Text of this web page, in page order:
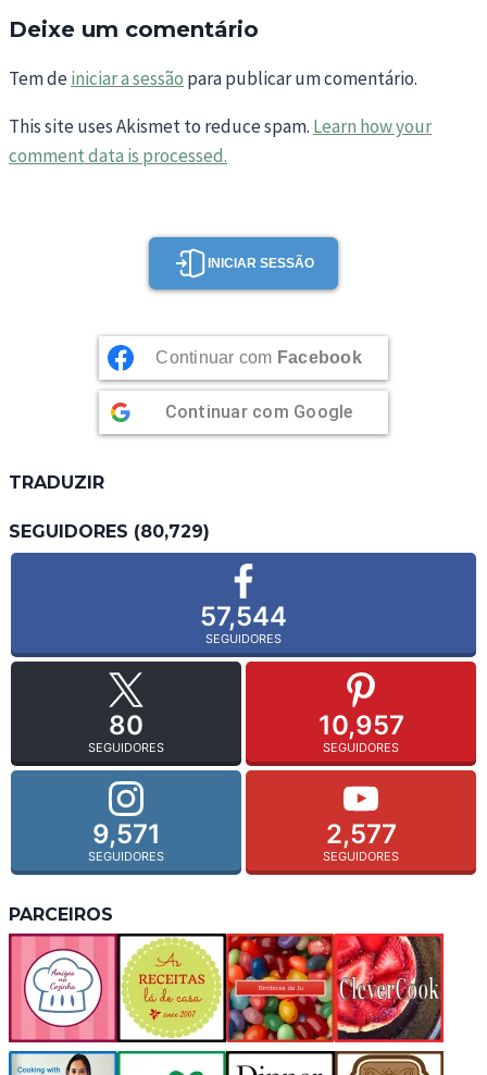
Deixe um comentário
Tem deiniciar a sessão para publicar um comentário.
This site uses Akismet to reduce spam. Learn how your
comment data is processed.
INICIAR SESSÃO
Continuar com Facebook
Continuar com Google
TRADUZIR
SEGUIDORES (80,729)
57,544
SEGUIDORES
80
SEGUIDORES
10,957
SEGUIDORES
9,571
SEGUIDORES
2,577
SEGUIDORES
PARCEIROS